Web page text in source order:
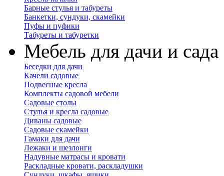
Барные стулья и табуреты
Банкетки, сундуки, скамейки
Пуфы и пуфики
Табуреты и табуретки
Мебель для дачи и сада
Беседки для дачи
Качели садовые
Подвесные кресла
Комплекты садовой мебели
Садовые столы
Стулья и кресла садовые
Диваны садовые
Садовые скамейки
Гамаки для дачи
Лежаки и шезлонги
Надувные матрасы и кровати
Раскладные кровати, раскладушки